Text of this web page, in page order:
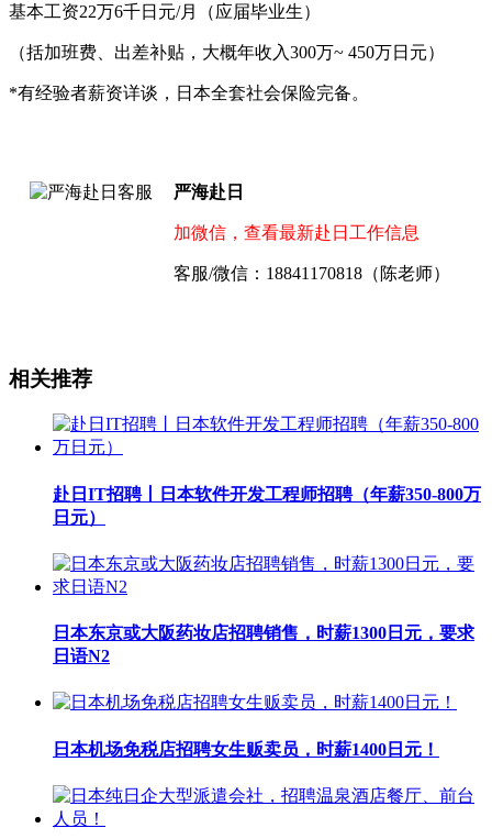
基本工资22万6千日元/月（应届毕业生）
（括加班费、出差补贴，大概年收入300万~ 450万日元）
*有经验者薪资详谈，日本全套社会保险完备。
严海赴日
加微信，查看最新赴日工作信息
客服/微信：18841170818（陈老师）
相关推荐
赴日IT招聘丨日本软件开发工程师招聘（年薪350-800万
日元）
日本东京或大阪药妆店招聘销售，时薪1300日元，要求
日语N2
日本机场免税店招聘女生贩卖员，时薪1400日元！